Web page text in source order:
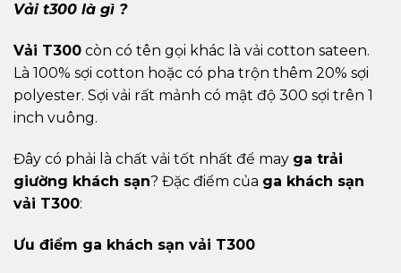
Vải t300 là gì ?
Vải T300 còn có tên gọi khác là vải cotton sateen.
Là 100% sợi cotton hoặc có pha trộn thêm 20% sợi
polyester. Sợi vải rất mảnh có mật độ 300 sợi trên 1
inch vuông.
Đây có phải là chất vải tốt nhất để may ga trải
giường khách sạn? Đặc điểm của ga khách sạn
vải T300:
Ưu điểm ga khách sạn vải T300